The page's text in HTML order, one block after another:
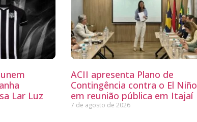
Lar Luz
ACII apresenta Plano de
Contingência contra o El Niño
em reunião pública em Itajaí
7 de agosto de 2026